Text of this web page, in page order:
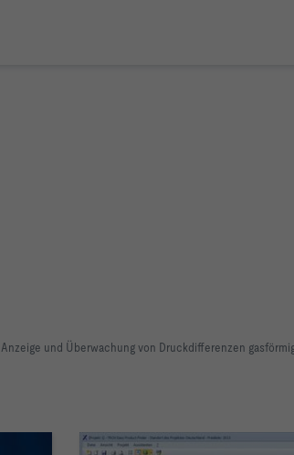
und Überwachung von Druckdifferenzen